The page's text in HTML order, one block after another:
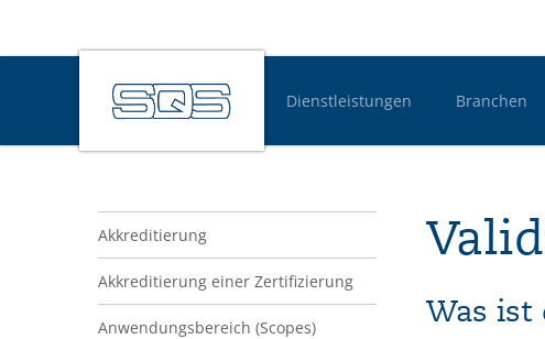
Hauptnavigation
Dienstleistungen Branchen
Was ist
Navigation Glossar
Akkreditierung
Akkreditierung einer Zertifizierung
Anwendungsbereich (Scopes)